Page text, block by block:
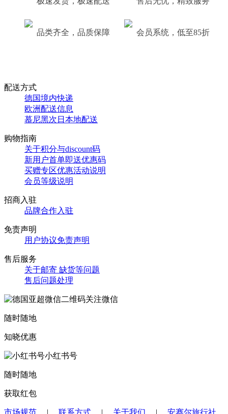
品类齐全，品质保障 会员系统，低至85折
配送方式
德国境内快递
欧洲配送信息
慕尼黑次日本地配送
购物指南
关于积分与discount码
新用户首单即送优惠码
买赠专区优惠活动说明
会员等级说明
招商入驻
品牌合作入驻
免责声明
用户协议免责声明
售后服务
关于邮寄 缺货等问题
售后问题处理
关注微信
随时随地
知晓优惠
小红书号
随时随地
获取红包